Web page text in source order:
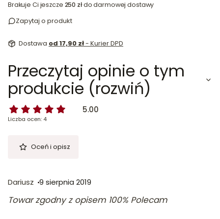
Brakuje Ci jeszcze 250 złdo darmowej dostawy
Zapytaj o produkt
Dostawa od 17,90 zł- Kurier DPD
Przeczytaj opinie o tym
produkcie (rozwiń)
5.00
Liczba ocen: 4
Oceń i opisz
Dariusz 9 sierpnia 2019
Towar zgodny z opisem 100% Polecam